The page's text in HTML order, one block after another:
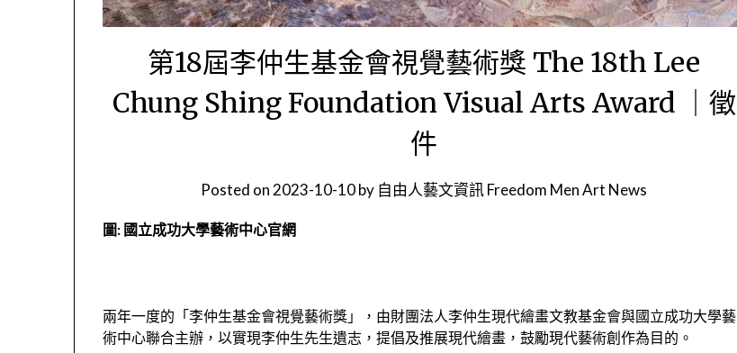
第18屆李仲生基金會視覺藝術獎 The 18th Lee
Chung Shing Foundation Visual Arts Award ｜徵
件
Posted on 2023-10-10by 自由人藝文資訊 Freedom Men Art News
圖: 國立成功大學藝術中心官網
兩年一度的「李仲生基金會視覺藝術獎」，由財團法人李仲生現代繪畫文教基金會與國立成功大學藝
術中心聯合主辦，以實現李仲生先生遺志，提倡及推展現代繪畫，鼓勵現代藝術創作為目的。